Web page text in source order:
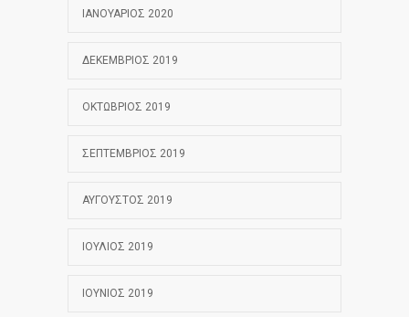
ΙΑΝΟΥΆΡΙΟΣ 2020
ΔΕΚΈΜΒΡΙΟΣ 2019
ΟΚΤΏΒΡΙΟΣ 2019
ΣΕΠΤΈΜΒΡΙΟΣ 2019
ΑΎΓΟΥΣΤΟΣ 2019
ΙΟΎΛΙΟΣ 2019
ΙΟΎΝΙΟΣ 2019